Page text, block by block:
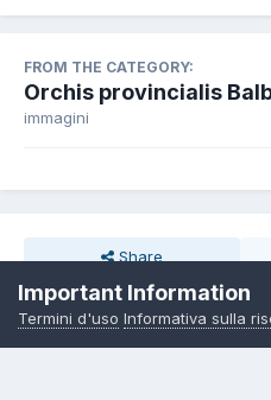
FROM THE CATEGORY:
Orchis provincialis
immagini
Share
Important Information
Termini d'uso Informativa sulla